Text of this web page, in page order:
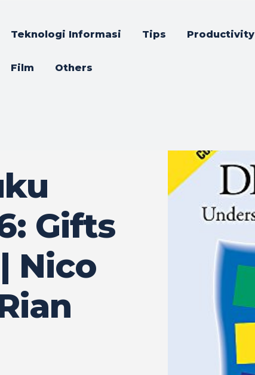
Teknologi Informasi Tips Productivity
Film Others
Gifts
Nico